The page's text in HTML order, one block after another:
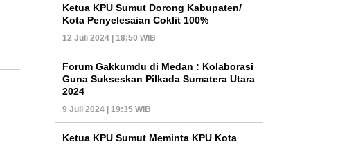
Ketua KPU Sumut Dorong Kabupaten/
Kota Penyelesaian Coklit 100%
12 Juli 2024 | 18:50 WIB
Forum Gakkumdu di Medan : Kolaborasi
Guna Sukseskan Pilkada Sumatera Utara
2024
9 Juli 2024 | 19:35 WIB
Ketua KPU Sumut Meminta KPU Kota